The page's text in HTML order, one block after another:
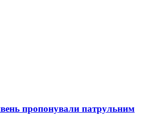
пропонували патрульним